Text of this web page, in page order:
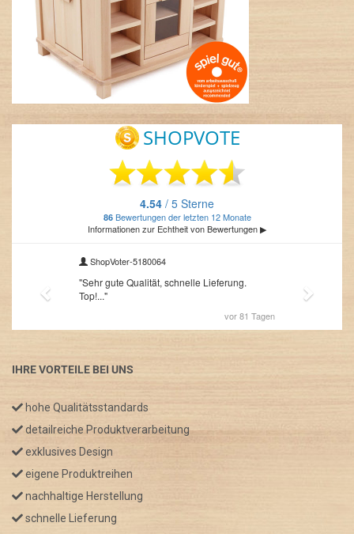
IHRE VORTEILE BEI UNS
hohe Qualitätsstandards
detailreiche Produktverarbeitung
exklusives Design
eigene Produktreihen
nachhaltige Herstellung
schnelle Lieferung